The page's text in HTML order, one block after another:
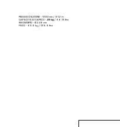
RAGGIO D’AZIONE - 1300 mm / 51.2 in
CAPACITÀ DI CARICO - 35 kg / 66.13 lbs
INGOMBRO - Ø 245 mm
PESO - 63.5 kg / 139.9 lbs